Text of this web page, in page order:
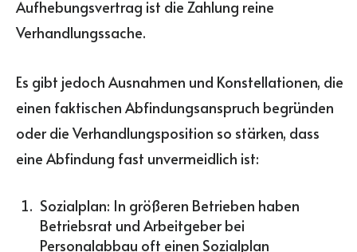
Aufhebungsvertrag ist die Zahlung reine
Verhandlungssache.
Es gibt jedoch Ausnahmen und Konstellationen, die
einen faktischen Abfindungsanspruch begründen
oder die Verhandlungsposition so stärken, dass
eine Abfindung fast unvermeidlich ist:
Sozialplan: In größeren Betrieben haben
Betriebsrat und Arbeitgeber bei
Personalabbau oft einen Sozialplan